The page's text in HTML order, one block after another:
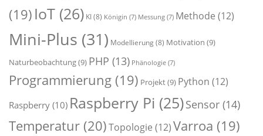
(19) IoT (26) KI(8) Königin (7) Messung (7) Methode (12)
Mini-Plus (31) Modellierung(8) Motivation (9)
Naturbeobachtung(9) PHP (13) Phänologie (7)
Programmierung (19) Projekt(9) Python (12)
Raspberry (10) Raspberry Pi (25)Sensor (14)
Temperatur (20)Topologie (12)Varroa (19)